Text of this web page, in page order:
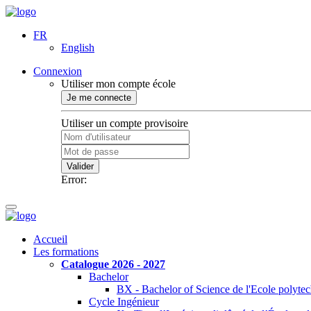
FR
English
Connexion
Utiliser mon compte école
Je me connecte
Utiliser un compte provisoire
Valider
Error:
Accueil
Les formations
Catalogue 2026 - 2027
Bachelor
BX - Bachelor of Science de l'Ecole
Cycle Ingénieur